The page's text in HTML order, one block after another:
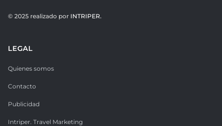
© 2025 realizado por INTRIPER.
LEGAL
Quienes somos
Contacto
Publicidad
Intriper. Travel Marketing